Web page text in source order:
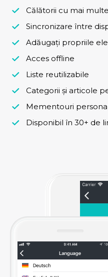
Călătorii cu mai
Sincronizare între
Adăugați propriile
Acces offline
Liste reutilizabile
Categorii și articole
Mementouri
Disponibil în 30+ de